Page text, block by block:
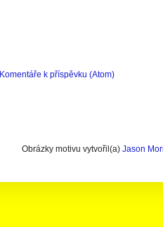
Komentáře k příspěvku (Atom)
Obrázky motivu vytvořil(a) Jason